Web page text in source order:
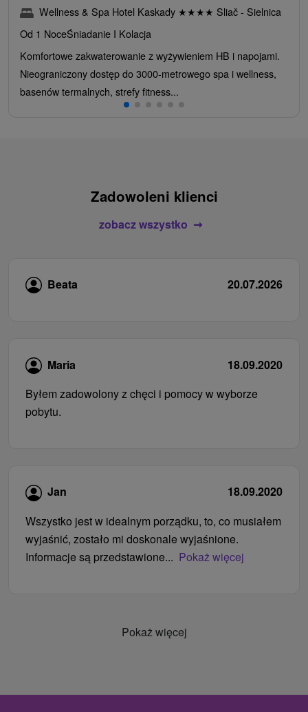
Wellness & Spa Hotel Kaskady ★★★★ Sliač - Sielnica
Od 1 NoceŚniadanie I Kolacja
Komfortowe zakwaterowanie z wyżywieniem HB i napojami.
Nieograniczony dostęp do 3000-metrowego spa i wellness,
basenów termalnych, strefy fitness...
Zadowoleni klienci
zobacz wszystko
Beata 20.07.2026
Maria
18.09.2020
Byłem zadowolony z chęci i pomocy w wyborze
pobytu.
Jan
18.09.2020
Wszystko jest w idealnym porządku, to, co musiałem
wyjaśnić, zostało mi doskonale wyjaśnione.
Informacje są przedstawione... Pokaż więcej
Pokaż więcej